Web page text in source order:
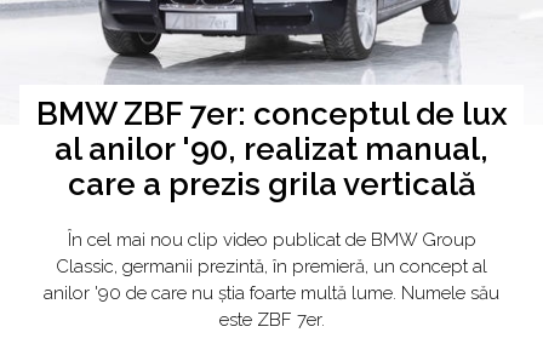
BMW ZBF 7er: conceptul de lux
al anilor '90, realizat manual,
care a prezis grila verticală
În cel mai nou clip video publicat de BMW Group
Classic, germanii prezintă, în premieră, un concept al
anilor '90 de care nu știa foarte multă lume. Numele său
este ZBF 7er.